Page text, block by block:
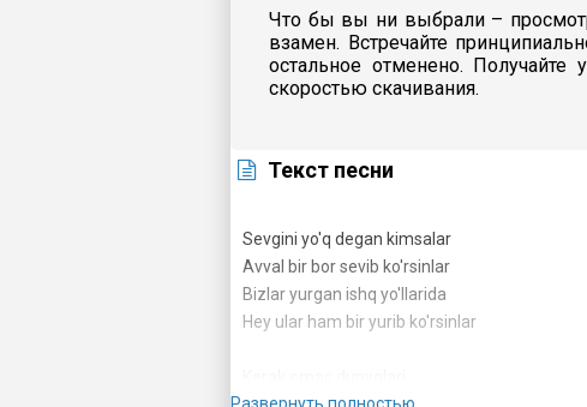
Что бы вы ни выбрали –
взамен. Встречайте
остальное отменено. Получайте
скоростью скачивания.
Текст песни
Sevgini yo'q degan kimsalar
Avval bir bor sevib ko'rsinlar
Bizlar yurgan ishq yo'llarida
Hey ular ham bir yurib ko'rsinlar